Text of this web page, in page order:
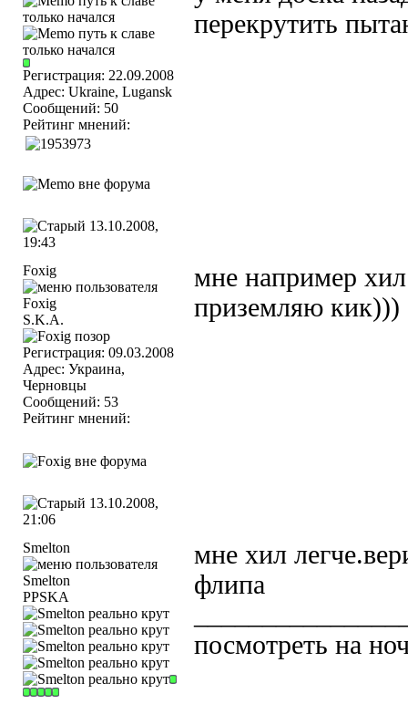
Регистрация: 22.09.2008
Адрес: Ukraine, Lugansk
Сообщений: 50
Рейтинг мнений:
перекрутить
13.10.2008,
19:43
Foxig
S.K.A.
Регистрация: 09.03.2008
Адрес: Украина,
Черновцы
Сообщений: 53
Рейтинг мнений:
мне например
приземляю кик)))
13.10.2008,
21:06
Smelton
PPSKA
мне хил
флипа
посмотреть на